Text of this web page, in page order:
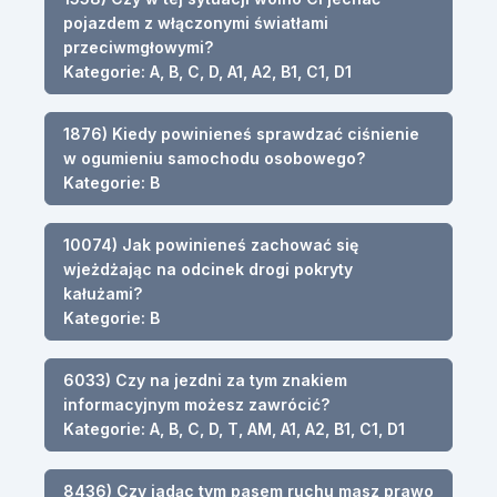
pojazdem z włączonymi światłami
przeciwmgłowymi?
Kategorie: A, B, C, D, A1, A2, B1, C1, D1
1876) Kiedy powinieneś sprawdzać ciśnienie
w ogumieniu samochodu osobowego?
Kategorie: B
10074) Jak powinieneś zachować się
wjeżdżając na odcinek drogi pokryty
kałużami?
Kategorie: B
6033) Czy na jezdni za tym znakiem
informacyjnym możesz zawrócić?
Kategorie: A, B, C, D, T, AM, A1, A2, B1, C1, D1
8436) Czy jadąc tym pasem ruchu masz prawo